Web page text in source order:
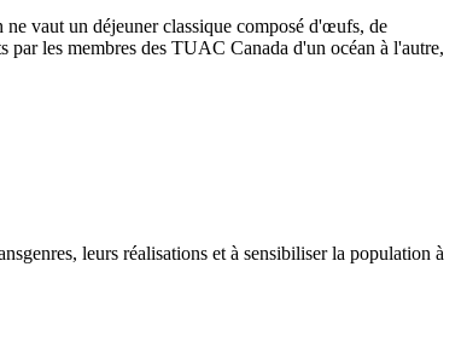
vaut un déjeuner classique composé d'œufs, de
les membres des TUAC Canada d'un océan à l'autre,
leurs réalisations et à sensibiliser la population à